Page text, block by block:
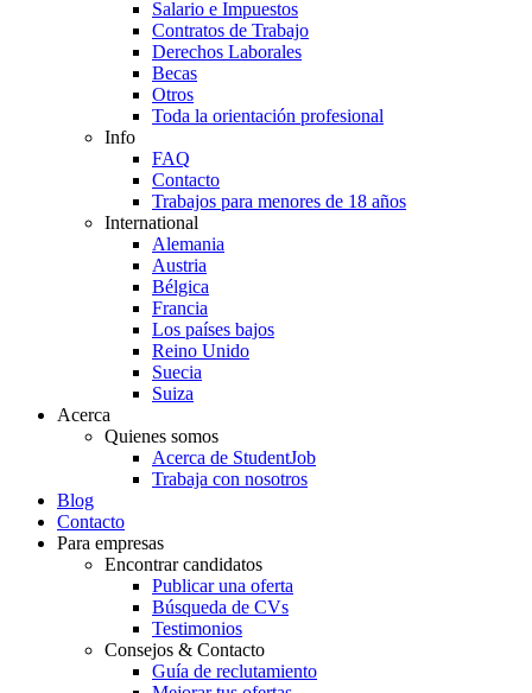
Salario e Impuestos
Contratos de Trabajo
Derechos Laborales
Becas
Otros
Toda la orientación profesional
Info
FAQ
Contacto
Trabajos para menores de 18 años
International
Alemania
Austria
Bélgica
Francia
Los países bajos
Reino Unido
Suecia
Suiza
Acerca
Quienes somos
Acerca de StudentJob
Trabaja con nosotros
Blog
Contacto
Para empresas
Encontrar candidatos
Publicar una oferta
Búsqueda de CVs
Testimonios
Consejos & Contacto
Guía de reclutamiento